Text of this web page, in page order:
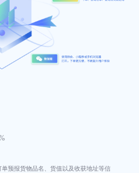
预报货物品名、货值以及收获地址等信